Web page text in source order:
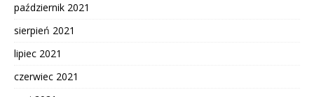
październik 2021
sierpień 2021
lipiec 2021
czerwiec 2021